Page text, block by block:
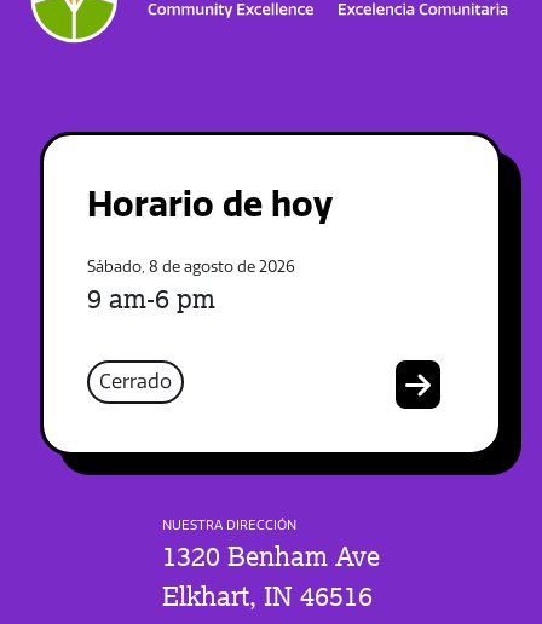
Horario de hoy
Sábado, 8 de agosto de 2026
9 am-6 pm
Cerrado
NUESTRA DIRECCIÓN
1320 Benham Ave
Elkhart, IN 46516